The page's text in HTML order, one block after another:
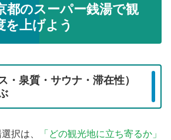
都のスーパー銭湯で観
を上げよう
・泉質・サウナ・滞在性）
択は、
「どの観光地に立ち寄るか」